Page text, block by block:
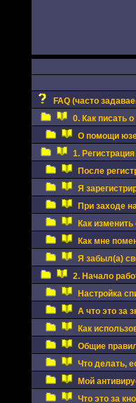
FAQ (часто
0. Как писать
О помощи
1.
После
Я
При заходе
Как
Как мне
Я забыл(а)
2. Начало
Настройка
А что это за
Как
Общие
Что делать,
Мой
Что это за